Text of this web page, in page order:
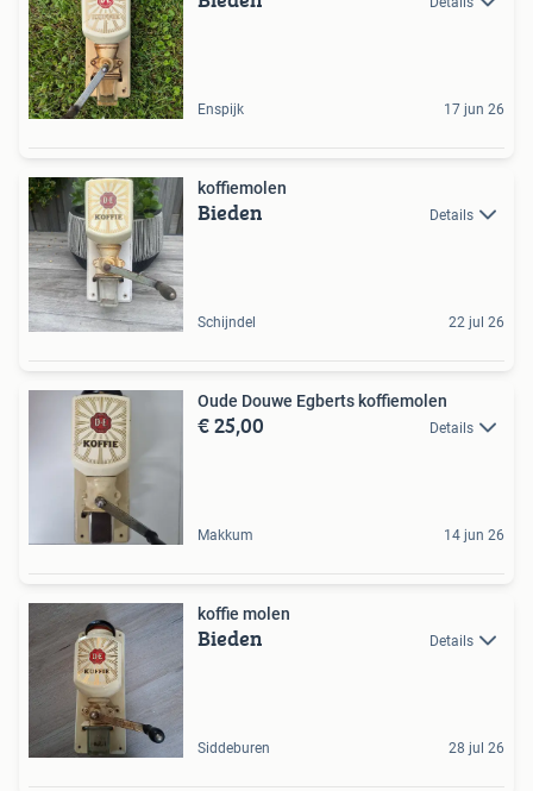
Enspijk 17 jun 26
koffiemolen
Bieden Details
Schijndel 22 jul 26
Oude Douwe Egberts koffiemolen
€ 25,00 Details
Makkum 14 jun 26
koffie molen
Bieden Details
Siddeburen 28 jul 26